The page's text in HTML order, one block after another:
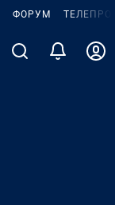
ФОРУМ